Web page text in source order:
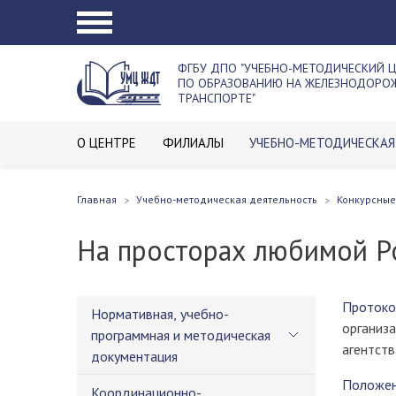
ФГБУ ДПО "УЧЕБНО-МЕТОДИЧЕСКИЙ
ПО ОБРАЗОВАНИЮ НА
ТРАНСПОРТЕ"
О ЦЕНТРЕ ФИЛИАЛЫ УЧЕБНО-
Главная Учебно-методическая деятельность
На просторах любимой
Нормативная, учебно-
программная и методическая
документация
Координационно-